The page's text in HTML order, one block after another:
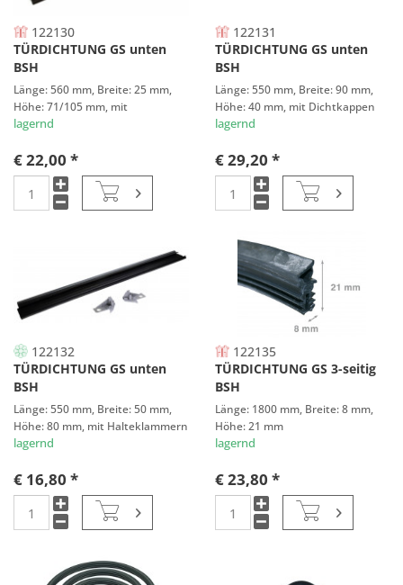
122130
TÜRDICHTUNG GS unten
BSH
Länge: 560 mm, Breite: 25 mm,
Höhe: 71/105 mm, mit
Befestigungsschiene
lagernd
€ 22,00 *
122131
TÜRDICHTUNG GS unten
BSH
Länge: 550 mm, Breite: 90 mm,
Höhe: 40 mm, mit Dichtkappen
lagernd
€ 29,20 *
122132
TÜRDICHTUNG GS unten
BSH
Länge: 550 mm, Breite: 50 mm,
Höhe: 80 mm, mit Halteklammern
lagernd
€ 16,80 *
122135
TÜRDICHTUNG GS 3-seitig
BSH
Länge: 1800 mm, Breite: 8 mm,
Höhe: 21 mm
lagernd
€ 23,80 *